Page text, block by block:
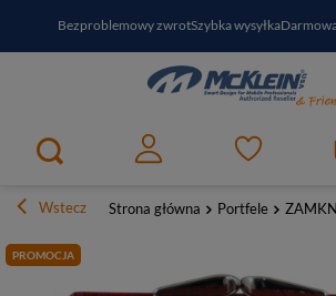
Bezproblemowy zwrotSzybka wysyłka
PayPo - kup i zapłać za30 dniZapisz się do
Wstecz Strona główna Portfele
PROMOCJA